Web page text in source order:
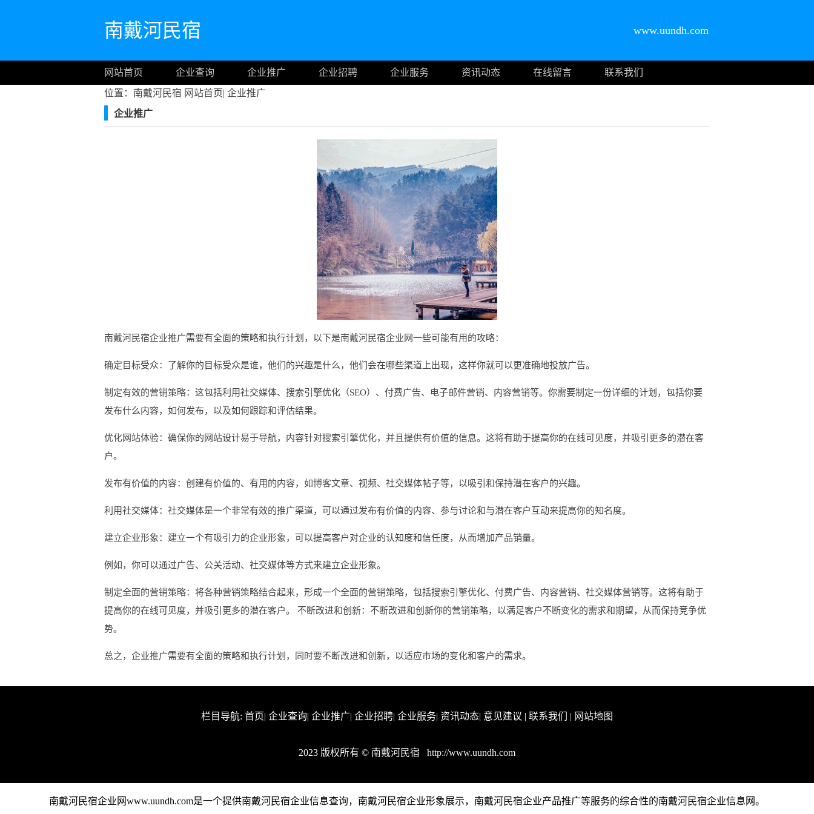
南戴河民宿 www.uundh.com
网站首页 企业查询 企业推广 企业招聘 企业服务 资讯动态 在线留言
联系我们
位置：南戴河民宿 网站首页| 企业推广
企业推广
南戴河民宿企业推广需要有全面的策略和执行计划，以下是南戴河民宿企业网一些可能有用的攻略：
确定目标受众：了解你的目标受众是谁，他们的兴趣是什么，他们会在哪些渠道上出现，这样你就可以更准确地投放广告。
制定有效的营销策略：这包括利用社交媒体、搜索引擎优化（SEO）、付费广告、电子邮件营销、内容营销等。你需要制定一份详细的计划，包括你要
发布什么内容，如何发布，以及如何跟踪和评估结果。
优化网站体验：确保你的网站设计易于导航，内容针对搜索引擎优化，并且提供有价值的信息。这将有助于提高你的在线可见度，并吸引更多的潜在客
户。
发布有价值的内容：创建有价值的、有用的内容，如博客文章、视频、社交媒体帖子等，以吸引和保持潜在客户的兴趣。
利用社交媒体：社交媒体是一个非常有效的推广渠道，可以通过发布有价值的内容、参与讨论和与潜在客户互动来提高你的知名度。
建立企业形象：建立一个有吸引力的企业形象，可以提高客户对企业的认知度和信任度，从而增加产品销量。
例如，你可以通过广告、公关活动、社交媒体等方式来建立企业形象。
制定全面的营销策略：将各种营销策略结合起来，形成一个全面的营销策略，包括搜索引擎优化、付费广告、内容营销、社交媒体营销等。这将有助于
提高你的在线可见度，并吸引更多的潜在客户。 不断改进和创新：不断改进和创新你的营销策略，以满足客户不断变化的需求和期望，从而保持竞争优
势。
总之，企业推广需要有全面的策略和执行计划，同时要不断改进和创新，以适应市场的变化和客户的需求。
栏目导航: 首页| 企业查询| 企业推广| 企业招聘| 企业服务| 资讯动态| 意见建议 | 联系我们 | 网站地图
2023 版权所有 © 南戴河民宿 http://www.uundh.com
南戴河民宿企业网www.uundh.com是一个提供南戴河民宿企业信息查询，南戴河民宿企业形象展示，南戴河民宿企业产品推广等服务的综合性的南戴河民宿企业信息网。